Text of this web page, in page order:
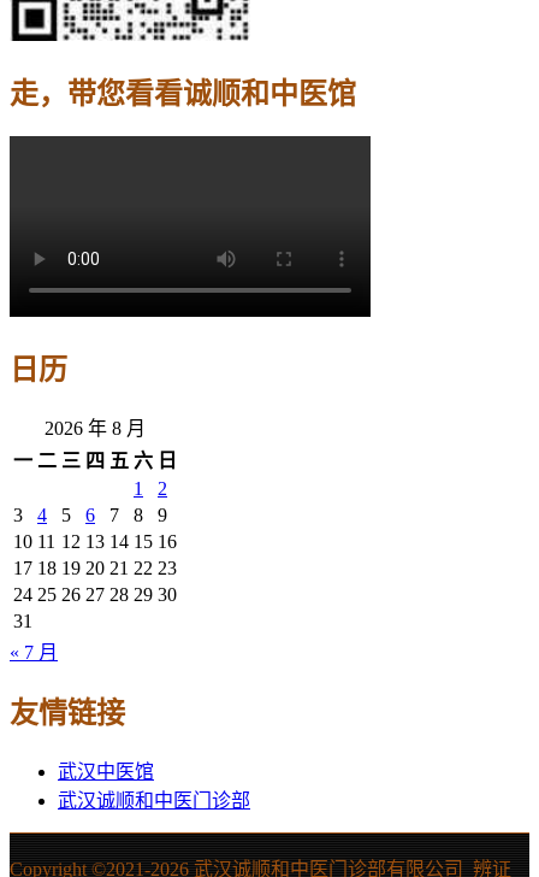
走，带您看看诚顺和中医馆
日历
2026 年 8 月
一 二 三 四 五 六 日
1
2
3
4 5 6 7 8
9
10 11 12 13 14 15 16
17 18 19 20 21 22 23
24 25 26 27 28 29 30
31
« 7 月
友情链接
武汉中医馆
武汉诚顺和中医门诊部
Copyright ©2021-2026 武汉诚顺和中医门诊部有限公司_辨证